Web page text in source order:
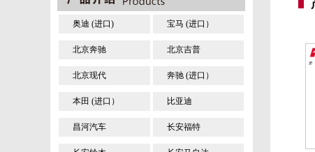
奥迪 (进口) 宝马 (进口）
北京奔驰 北京吉普
北京现代 奔驰 (进口）
本田 (进口） 比亚迪
昌河汽车 长安福特